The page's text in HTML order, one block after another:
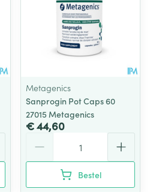
Metagenics
Sanprogin Pot Caps 60
27015 Metagenics
€ 44,60
Bestel